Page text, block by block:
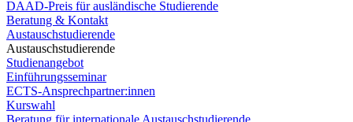
DAAD-Preis für ausländische Studierende
Beratung & Kontakt
Austauschstudierende
Austauschstudierende
Studienangebot
Einführungsseminar
ECTS-Ansprechpartner:innen
Kurswahl
Beratung für internationale Austauschstudierende